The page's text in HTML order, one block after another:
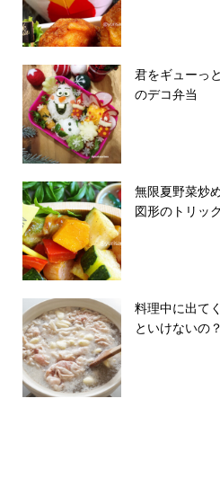
君をギューっ
のデコ弁当
無限夏野菜炒
図形のトリッ
料理中に出て
といけないの？